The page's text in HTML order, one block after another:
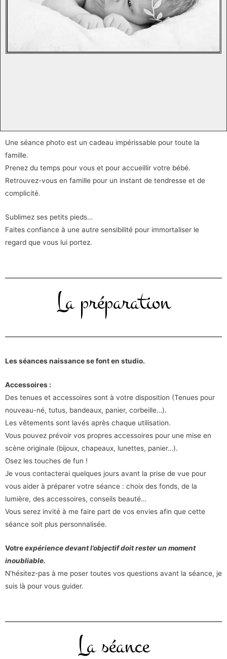
Une séance photo est un cadeau impérissable pour toute la
famille.
Prenez du temps pour vous et pour accueillir votre bébé.
Retrouvez-vous en famille pour un instant de tendresse et de
complicité.
Sublimez ses petits pieds…
Faites confiance à une autre sensibilité pour immortaliser le
regard que vous lui portez.
La préparation
Les séances naissance se font en studio.
Accessoires :
Des tenues et accessoires sont à votre disposition (Tenues pour
nouveau-né, tutus, bandeaux, panier, corbeille…).
Les vêtements sont lavés après chaque utilisation.
Vous pouvez prévoir vos propres accessoires pour une mise en
scène originale (bijoux, chapeaux, lunettes, panier…).
Osez les touches de fun !
Je vous contacterai quelques jours avant la prise de vue pour
vous aider à préparer votre séance : choix des fonds, de la
lumière, des accessoires, conseils beauté…
Vous serez invité à me faire part de vos envies afin que cette
séance soit plus personnalisée.
Votreexpérience devant l’objectif doit rester un moment
inoubliable.
N’hésitez-pas à me poser toutes vos questions avant la séance, je
suis là pour vous guider.
La séance